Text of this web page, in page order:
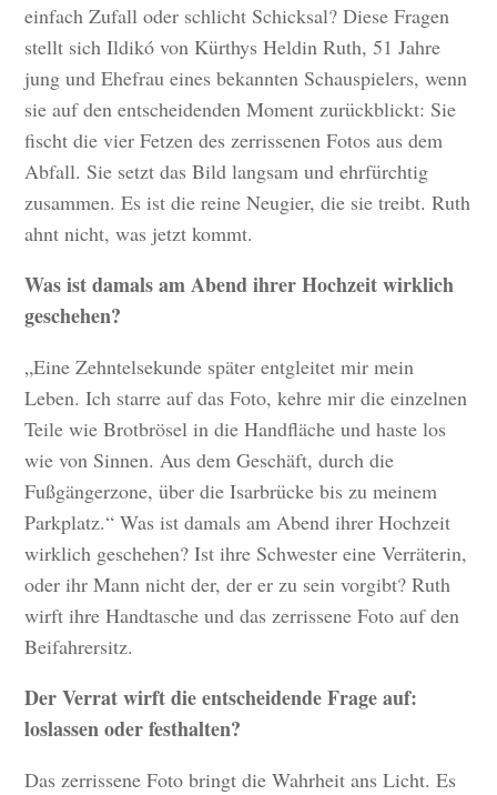
einfach Zufall oder schlicht Schicksal? Diese Fragen
stellt sich Ildikó von Kürthys Heldin Ruth, 51 Jahre
jung und Ehefrau eines bekannten Schauspielers, wenn
sie auf den entscheidenden Moment zurückblickt: Sie
fischt die vier Fetzen des zerrissenen Fotos aus dem
Abfall. Sie setzt das Bild langsam und ehrfürchtig
zusammen. Es ist die reine Neugier, die sie treibt. Ruth
ahnt nicht, was jetzt kommt.
Was ist damals am Abend ihrer Hochzeit wirklich
geschehen?
„Eine Zehntelsekunde später entgleitet mir mein
Leben. Ich starre auf das Foto, kehre mir die einzelnen
Teile wie Brotbrösel in die Handfläche und haste los
wie von Sinnen. Aus dem Geschäft, durch die
Fußgängerzone, über die Isarbrücke bis zu meinem
Parkplatz.“ Was ist damals am Abend ihrer Hochzeit
wirklich geschehen? Ist ihre Schwester eine Verräterin,
oder ihr Mann nicht der, der er zu sein vorgibt? Ruth
wirft ihre Handtasche und das zerrissene Foto auf den
Beifahrersitz.
Der Verrat wirft die entscheidende Frage auf:
loslassen oder festhalten?
Das zerrissene Foto bringt die Wahrheit ans Licht. Es